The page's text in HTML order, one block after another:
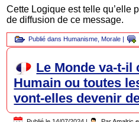
Cette Logique est telle qu’elle
de diffusion de ce message.
Publié dans Humanisme Morale |
Le Monde va-t-il
Humain ou toutes
vont-elles devenir